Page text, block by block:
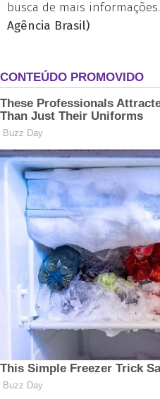
busca de mais informações.
Agência Brasil)